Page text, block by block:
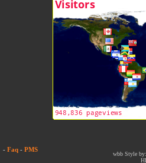
- Faq - PMS
wbb Style